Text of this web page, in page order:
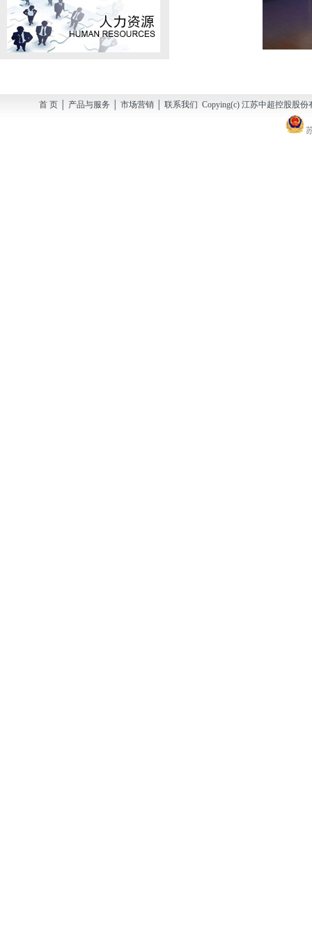
首 页 │ 产品与服务 │ 市场营销 │ 联系我们 Copying(c) 江苏中超控股股